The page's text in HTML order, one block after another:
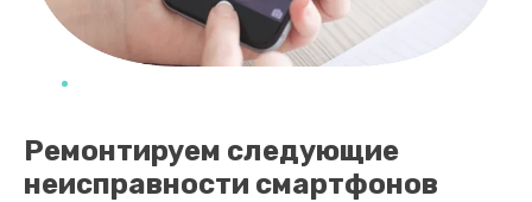
Ремонтируем следующие
неисправности смартфонов